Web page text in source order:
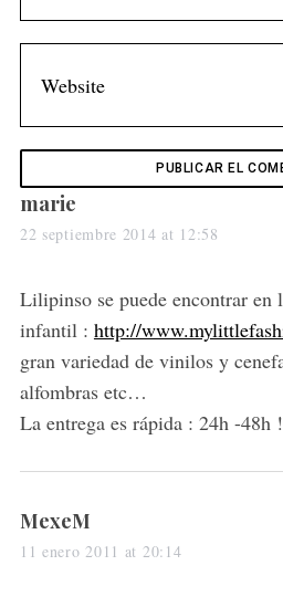
s
a
s
:
marie
22 septiembre 2014 at 12:58
Lilipinso se puede encontrar en
infantil : http://
gran variedad de vinilos y
alfombras etc…
La entrega es rápida : 24h -48h !
s
a
MexeM
11 enero 2011 at 20:14